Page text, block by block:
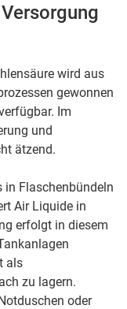
wird aus
gewonnen
Im
und
ätzend.
in Flaschenbündeln
Air Liquide in
erfolgt in diesem
als
zu lagern.
oder